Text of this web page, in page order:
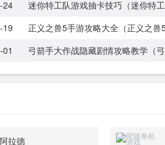
24
19
阿拉德